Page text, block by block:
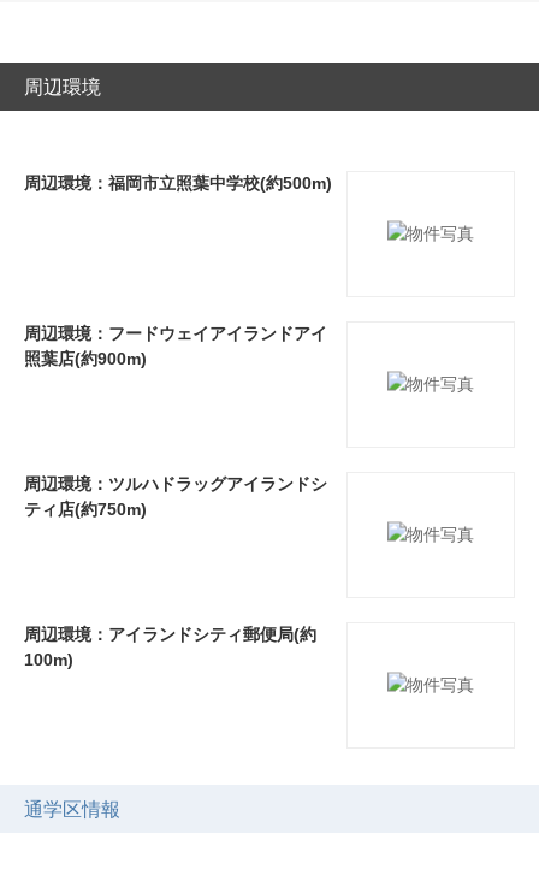
周辺環境
周辺環境：福岡市立照葉中学校(約500m)
周辺環境：フードウェイアイランドアイ
照葉店(約900m)
周辺環境：ツルハドラッグアイランドシ
ティ店(約750m)
周辺環境：アイランドシティ郵便局(約
100m)
通学区情報